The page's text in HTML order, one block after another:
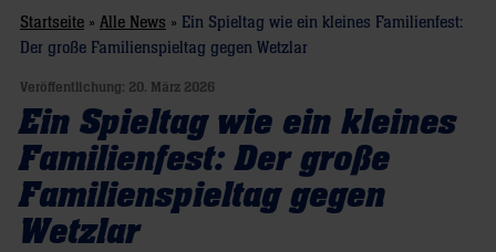
Startseite » Alle News » Ein Spieltag wie ein kleines Familienfest:
Der große Familienspieltag gegen Wetzlar
Veröffentlichung: 20. März 2026
Ein Spieltag wie ein kleines
Familienfest: Der große
Familienspieltag gegen
Wetzlar